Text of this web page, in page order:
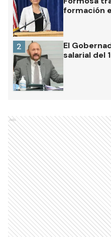
formación
El
salarial del
2
Ads